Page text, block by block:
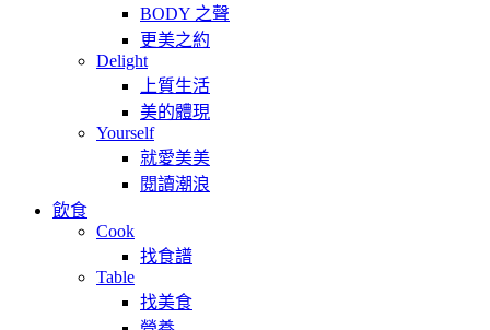
BODY 之聲
更美之約
Delight
上質生活
美的體現
Yourself
就愛美美
閱讀潮浪
飲食
Cook
找食譜
Table
找美食